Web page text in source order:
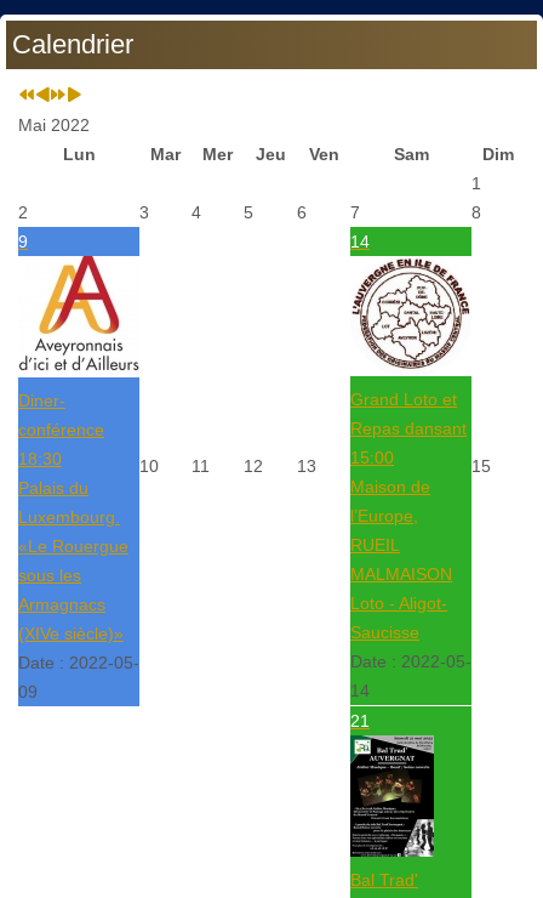
Calendrier
Mai 2022
Lun
Mar Mer Jeu Ven Sam
Dim
1
2
3 4 5 6 7
8
9
Diner-
conférence
18:30
Palais du
Luxembourg.
«Le Rouergue
sous les
Armagnacs
(XIVe siècle)»
Date : 2022-05-
09
10 11 12 13
14
Grand Loto et
Repas dansant
15:00
Maison de
l’Europe,
RUEIL
MALMAISON
Loto - Aligot-
Saucisse
Date : 2022-05-
14
15
21
Bal Trad'